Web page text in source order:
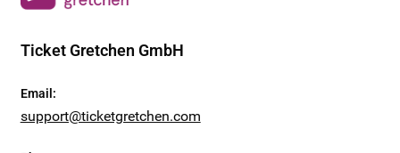
Ticket Gretchen GmbH
Email :
support@ticketgretchen.com